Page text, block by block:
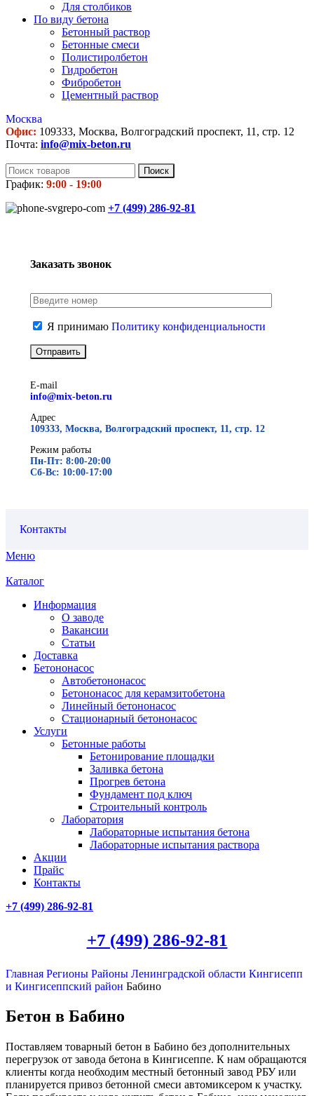
Для столбиков
По виду бетона
Бетонный раствор
Бетонные смеси
Полистиролбетон
Гидробетон
Фибробетон
Цементный раствор
Москва
Офис: 109333, Москва, Волгоградский проспект, 11, стр. 12
Почта: info@mix-beton.ru
Поиск
График: 9:00 - 19:00
+7 (499) 286-92-81
Заказать звонок
Я принимаю Политику конфиденциальности
E-mail
info@mix-beton.ru
Адрес
109333, Москва, Волгоградский проспект, 11, стр. 12
Режим работы
Пн-Пт: 8:00-20:00
Сб-Вс: 10:00-17:00
Контакты
Меню
Каталог
Информация
О заводе
Вакансии
Статьи
Доставка
Бетононасос
Автобетононасос
Бетононасос для керамзитобетона
Линейный бетононасос
Стационарный бетононасос
Услуги
Бетонные работы
Бетонирование площадки
Заливка бетона
Прогрев бетона
Фундамент под ключ
Строительный контроль
Лаборатория
Лабораторные испытания бетона
Лабораторные испытания раствора
Акции
Прайс
Контакты
+7 (499) 286-92-81
+7 (499) 286-92-81
Главная Регионы Районы Ленинградской области Кингисепп
и Кингисеппский район Бабино
Бетон в Бабино
Поставляем товарный бетон в Бабино без дополнительных
перегрузок от завода бетона в Кингисеппе. К нам обращаются
клиенты когда необходим местный бетонный завод РБУ или
планируется привоз бетонной смеси автомиксером к участку.